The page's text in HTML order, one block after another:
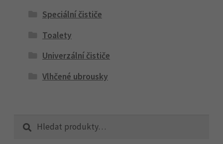
Speciální čističe
Toalety
Univerzální čističe
Vlhčené ubrousky
Hledat:
Hledat